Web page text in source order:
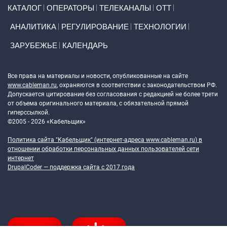
КАТАЛОГ ОПЕРАТОРЫ ТЕЛЕКАНАЛЫ ОТТ
АНАЛИТИКА РЕГУЛИРОВАНИЕ ТЕХНОЛОГИИ
ЗАРУБЕЖЬЕ КАЛЕНДАРЬ
Все права на материалы и новости, опубликованные на сайте
www.cableman.ru, охраняются в соответствии с законодательством РФ.
Допускается цитирование без согласования с редакцией не более трети
от объема оригинального материала, с обязательной прямой
гиперссылкой.
©2005 - 2026 «Кабельщик»
Политика сайта "Кабельщик" (интернет-адреса www.cableman.ru) в
отношении обработки персональных данных пользователей сети
интернет
DrupalCoder — поддержка сайта c 2017 года